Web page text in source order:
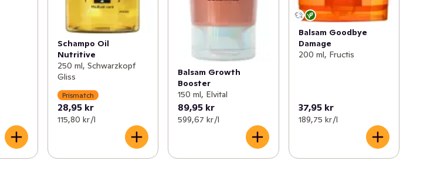
Schampo Oil
Nutritive
250 ml, Schwarzkopf
Gliss
Prismatch
28,95 kr
115,80 kr /l
Balsam Growth
Booster
150 ml, Elvital
89,95 kr
599,67 kr /l
Balsam Goodbye
Damage
200 ml, Fructis
37,95 kr
189,75 kr /l